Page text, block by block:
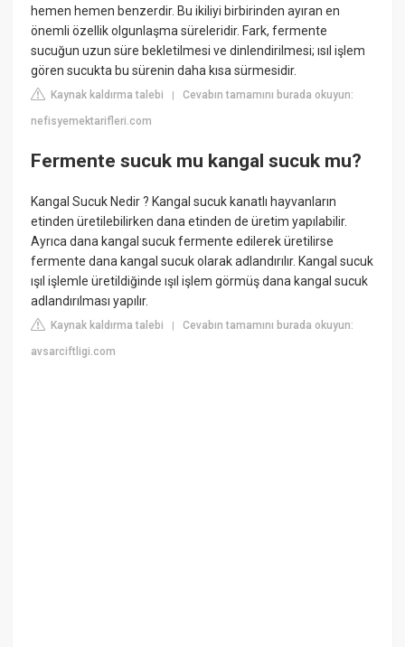
hemen hemen benzerdir. Bu ikiliyi birbirinden ayıran en
önemli özellik olgunlaşma süreleridir. Fark, fermente
sucuğun uzun süre bekletilmesi ve dinlendirilmesi; ısıl işlem
gören sucukta bu sürenin daha kısa sürmesidir.
Kaynak kaldırma talebi |Cevabın tamamını burada okuyun:
nefisyemektarifleri.com
Fermente sucuk mu kangal sucuk mu?
Kangal Sucuk Nedir ? Kangal sucuk kanatlı hayvanların
etinden üretilebilirken dana etinden de üretim yapılabilir.
Ayrıca dana kangal sucuk fermente edilerek üretilirse
fermente dana kangal sucuk olarak adlandırılır. Kangal sucuk
ışıl işlemle üretildiğinde ışıl işlem görmüş dana kangal sucuk
adlandırılması yapılır.
Kaynak kaldırma talebi |Cevabın tamamını burada okuyun:
avsarciftligi.com